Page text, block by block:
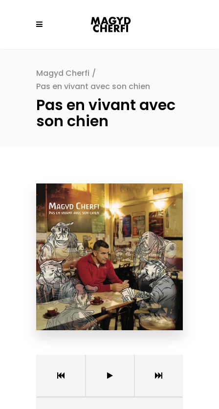
Magyd Cherfi /
Pas en vivant avec son chien
Pas en vivant avec
son chien